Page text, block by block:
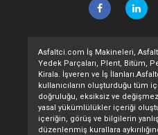
Asfaltci.com İş Makineleri,
Yedek Parçaları, Plent, Bitüm,
Kirala. İşveren ve İş
kullanıcıların oluşturduğu tüm
doğruluğu, eksiksiz ve
yasal yükümlülükler içeriği
içeriğin, görüş ve bilgilerin
düzenlenmiş kurallara